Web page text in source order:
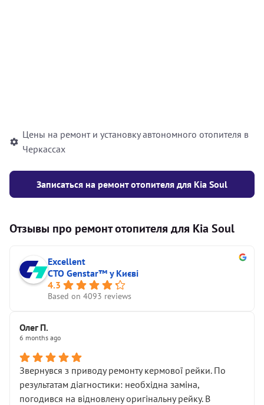
Цены на ремонт и установку автономного отопителя в
Черкассах
Записаться на ремонт отопителя для Kia Soul
Отзывы про ремонт отопителя для Kia Soul
Excellent
СТО Genstar™ у Києві
4.3
Based on 4093 reviews
Олег П.
6 months ago
Звернувся з приводу ремонту кермової рейки. По
результатам діагностики: необхідна заміна,
погодився на відновлену оригінальну рейку. В